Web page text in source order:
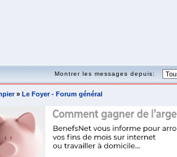
Montrer les messages depuis:
» Le Foyer - Forum général